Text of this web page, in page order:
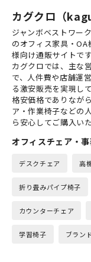
カグクロ（
ジャンボベストワー
のオフィス家具・
様向け通販サイトです
カグクロでは、主な
で、人件費や店舗運
る激安販売を実現して
格安価格でありなが
ア・作業椅子などの
ら安心してご購入い
オフィスチェア・
デスクチェア 高
折り畳みパイプ椅子
カウンターチェア
学習椅子 ブラン